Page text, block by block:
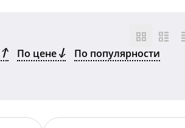
По цене
По популярности